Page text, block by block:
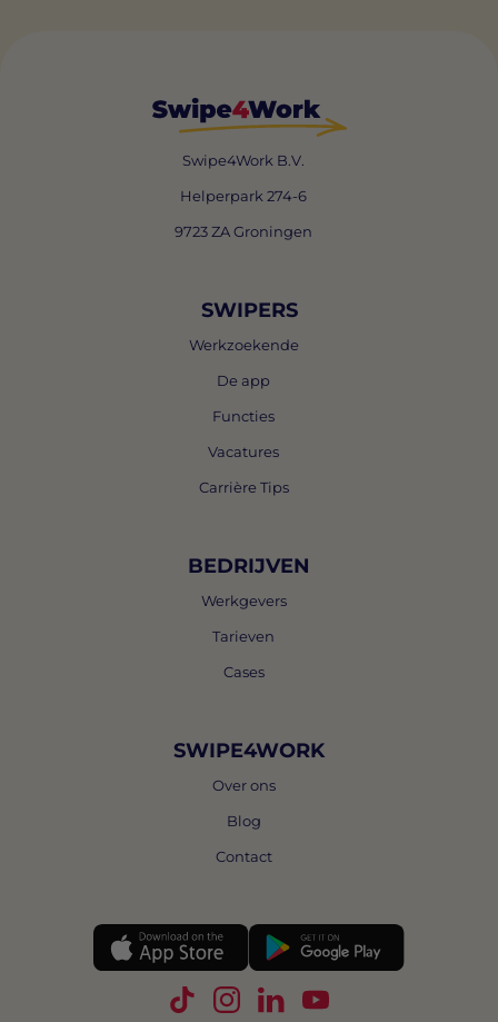
Swipe4Work B.V.
Helperpark 274-6
9723 ZA Groningen
SWIPERS
Werkzoekende
De app
Functies
Vacatures
Carrière Tips
BEDRIJVEN
Werkgevers
Tarieven
Cases
SWIPE4WORK
Over ons
Blog
Contact
Volg Swipe4Work op TikTok
Volg Swipe4Work op
Volg Swipe4Work op
Volg Swipe4Work